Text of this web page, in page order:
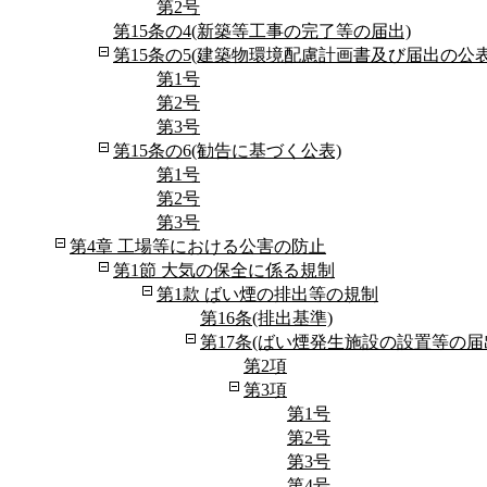
第2号
第15条の4(新築等工事の完了等の届出)
第15条の5(建築物環境配慮計画書及び届出の公
第1号
第2号
第3号
第15条の6(勧告に基づく公表)
第1号
第2号
第3号
第4章 工場等における公害の防止
第1節 大気の保全に係る規制
第1款 ばい煙の排出等の規制
第16条(排出基準)
第17条(ばい煙発生施設の設置等の届
第2項
第3項
第1号
第2号
第3号